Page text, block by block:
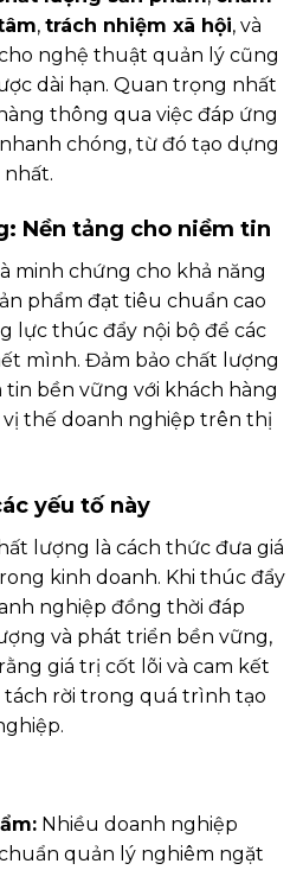
, trách nhiệm xã hội, và
nghệ thuật quản lý cũng
dài hạn. Quan trọng nhất
thông qua việc đáp ứng
chóng, từ đó tạo dựng
nhất.
Nền tảng cho niềm tin
là minh chứng cho khả năng
phẩm đạt tiêu chuẩn cao
lực thúc đẩy nội bộ để các
mình. Đảm bảo chất lượng
tin bền vững với khách hàng
thế doanh nghiệp trên thị
yếu tố này
lượng là cách thức đưa giá
kinh doanh. Khi thúc đẩy
nghiệp đồng thời đáp
và phát triển bền vững,
giá trị cốt lõi và cam kết
rời trong quá trình tạo
Nhiều doanh nghiệp
quản lý nghiêm ngặt